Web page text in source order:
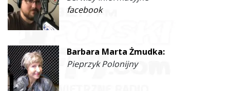
facebook
Barbara Marta Żmudka:
Pieprzyk Polonijny